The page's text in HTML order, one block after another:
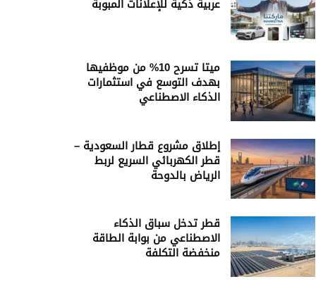
عربية ذكية للإعلانات المبوبة
ميتا تسرح 10% من موظفيها
بهدف التوسع في استثمارات
الذكاء الاصطناعي
إطلاق مشروع قطار السعودية –
قطر الكهربائي السريع لربط
الرياض بالدوحة
قطر تدخل سباق الذكاء
الاصطناعي من بوابة الطاقة
منخفضة التكلفة